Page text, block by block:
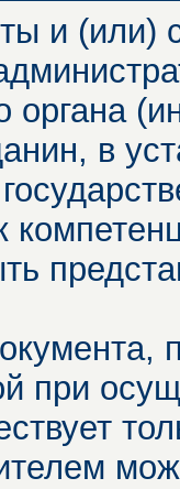
и (или)
органа
в
при